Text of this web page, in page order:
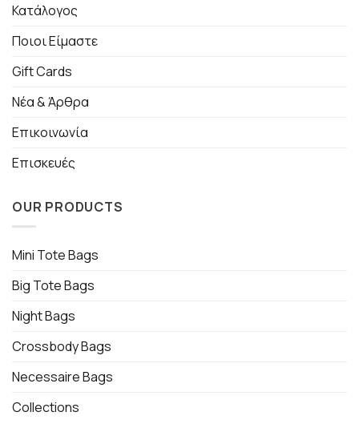
Κατάλογος
Ποιοι Είμαστε
Gift Cards
Νέα & Άρθρα
Επικοινωνία
Επισκευές
OUR PRODUCTS
Mini Tote Bags
Big Tote Bags
Night Bags
Crossbody Bags
Necessaire Bags
Collections